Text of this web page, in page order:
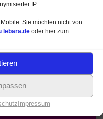
IP.
Sie möchten nicht von
lebara.de oder hier zum
Impressum
Monat
s